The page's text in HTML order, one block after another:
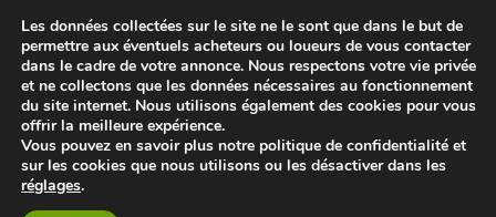
Les données collectées sur le site ne le sont que dans le but de
permettre aux éventuels acheteurs ou loueurs de vous contacter
dans le cadre de votre annonce. Nous respectons votre vie privée
et ne collectons que les données nécessaires au fonctionnement
du site internet. Nous utilisons également des cookies pour vous
offrir la meilleure expérience.
Vous pouvez en savoir plus notre politique de confidentialité et
sur les cookies que nous utilisons ou les désactiver dans les
réglages.